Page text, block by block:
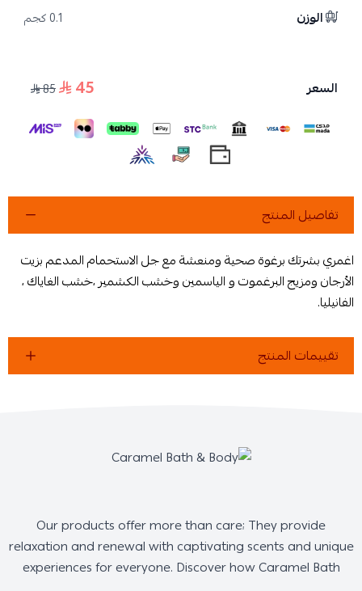
الوزن 0.1 كجم
السعر 45
85
تفاصيل المنتج
اغمري بشرتك برغوة صحية ومنعشة مع جل الاستحمام المدعم بزيت
الأرجان ومزيج البرغموت و الياسمين وخشب الكشمير ،خشب الغاياك ،
الفانيليا.
تقييمات المنتج
Our products offer more than care; They provide
relaxation and renewal with captivating scents and unique
experiences for everyone. Discover how Caramel Bath